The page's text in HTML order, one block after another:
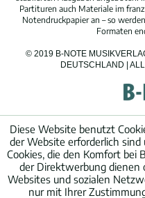
Partituren auch Materiale im
Notendruckpapier an – so
Formaten
© 2019 B-NOTE
DEUTSCHLAND |
Diese Website benutzt
der Website erforderlich
Cookies, die den Komfort bei
der Direktwerbung dienen
Websites und sozialen
nur mit Ihrer